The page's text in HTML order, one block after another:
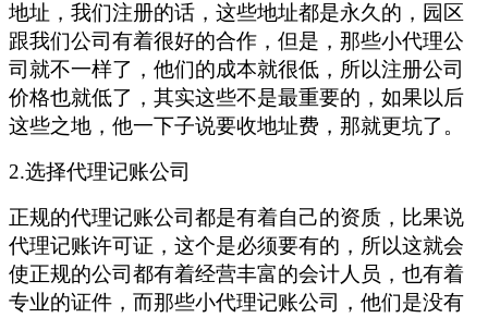
地址，我们注册的话，这些地址都是永久的，园区
跟我们公司有着很好的合作，但是，那些小代理公
司就不一样了，他们的成本就很低，所以注册公司
价格也就低了，其实这些不是最重要的，如果以后
这些之地，他一下子说要收地址费，那就更坑了。
2.选择代理记账公司
正规的代理记账公司都是有着自己的资质，比果说
代理记账许可证，这个是必须要有的，所以这就会
使正规的公司都有着经营丰富的会计人员，也有着
专业的证件，而那些小代理记账公司，他们是没有